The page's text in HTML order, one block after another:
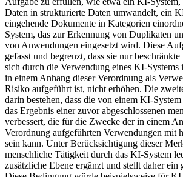
Daten in strukturierte Daten umwandelt, ein
eingehende Dokumente in Kategorien
System, das zur Erkennung von Duplikaten
von Anwendungen eingesetzt wird. Diese
gefasst und begrenzt, dass sie nur
sich durch die Verwendung eines KI-
in einem Anhang dieser Verordnung als
Risiko aufgeführt ist, nicht erhöhen. Die
darin bestehen, dass die von einem KI-
das Ergebnis einer zuvor abgeschlossenen
verbessert, die für die Zwecke der in einem
Verordnung aufgeführten Verwendungen mit
sein kann. Unter Berücksichtigung dieser
menschliche Tätigkeit durch das KI-System
zusätzliche Ebene ergänzt und stellt daher ein